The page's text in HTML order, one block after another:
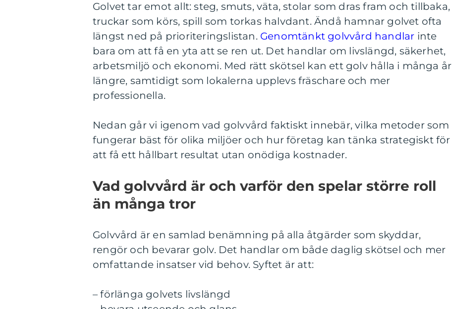
Golvet tar emot allt: steg, smuts, väta, stolar som dras fram och tillbaka,
truckar som körs, spill som torkas halvdant. Ändå hamnar golvet ofta
längst ned på prioriteringslistan. Genomtänkt golvvård handlar inte
bara om att få en yta att se ren ut. Det handlar om livslängd, säkerhet,
arbetsmiljö och ekonomi. Med rätt skötsel kan ett golv hålla i många år
längre, samtidigt som lokalerna upplevs fräschare och mer
professionella.
Nedan går vi igenom vad golvvård faktiskt innebär, vilka metoder som
fungerar bäst för olika miljöer och hur företag kan tänka strategiskt för
att få ett hållbart resultat utan onödiga kostnader.
Vad golvvård är och varför den spelar större roll
än många tror
Golvvård är en samlad benämning på alla åtgärder som skyddar,
rengör och bevarar golv. Det handlar om både daglig skötsel och mer
omfattande insatser vid behov. Syftet är att:
– förlänga golvets livslängd